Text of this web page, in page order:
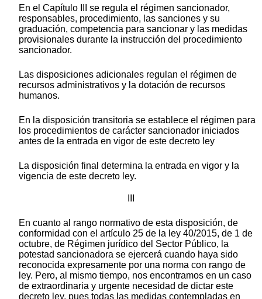
En el Capítulo III se regula el régimen sancionador,
responsables, procedimiento, las sanciones y su
graduación, competencia para sancionar y las medidas
provisionales durante la instrucción del procedimiento
sancionador.
Las disposiciones adicionales regulan el régimen de
recursos administrativos y la dotación de recursos
humanos.
En la disposición transitoria se establece el régimen para
los procedimientos de carácter sancionador iniciados
antes de la entrada en vigor de este decreto ley
La disposición final determina la entrada en vigor y la
vigencia de este decreto ley.
En cuanto al rango normativo de esta disposición, de
conformidad con el artículo 25 de la ley 40/2015, de 1 de
octubre, de Régimen jurídico del Sector Público, la
potestad sancionadora se ejercerá cuando haya sido
reconocida expresamente por una norma con rango de
ley. Pero, al mismo tiempo, nos encontramos en un caso
de extraordinaria y urgente necesidad de dictar este
decreto ley, pues todas las medidas contempladas en